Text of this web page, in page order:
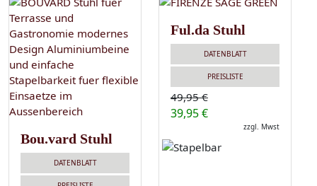
Bou.vard Stuhl
DATENBLATT
Ful.da Stuhl
DATENBLATT
PREISLISTE
49,95 €
39,95 €
zzgl. Mwst